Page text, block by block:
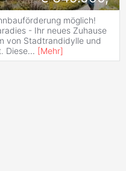
möglich!
- Ihr neues Zuhause
von Stadtrandidylle und
Diese... [Mehr]